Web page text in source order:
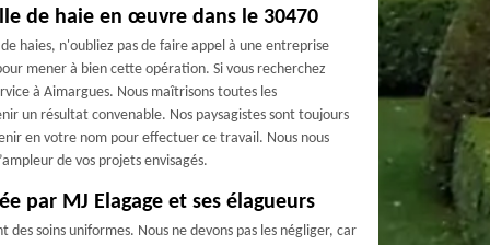
de haie en œuvre dans le 30470
haies, n'oubliez pas de faire appel à une entreprise
mener à bien cette opération. Si vous recherchez
à Aimargues. Nous maîtrisons toutes les
un résultat convenable. Nos paysagistes sont toujours
en votre nom pour effectuer ce travail. Nous nous
de vos projets envisagés.
par MJ Elagage et ses élagueurs
soins uniformes. Nous ne devons pas les négliger, car